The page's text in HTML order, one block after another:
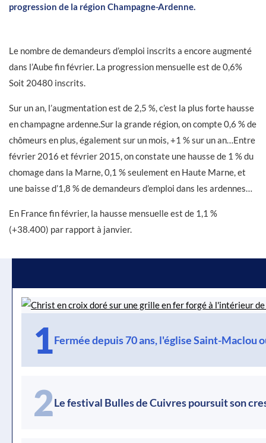
progression de la région Champagne-Ardenne.
Le nombre de demandeurs d’emploi inscrits a encore augmenté
dans l’Aube fin février. La progression mensuelle est de 0,6%
Soit 20480 inscrits.
Sur un an, l’augmentation est de 2,5 %, c’est la plus forte hausse
en champagne ardenne.Sur la grande région, on compte 0,6 % de
chômeurs en plus, également sur un mois, +1 % sur un an…Entre
février 2016 et février 2015, on constate une hausse de 1 % du
chomage dans la Marne, 0,1 % seulement en Haute Marne, et
une baisse d’1,8 % de demandeurs d’emploi dans les ardennes…
En France fin février, la hausse mensuelle est de 1,1 %
(+38.400) par rapport à janvier.
1Fermée depuis 70 ans, l'église Saint-Maclou
2Le festival Bulles de Cuivres poursuit son